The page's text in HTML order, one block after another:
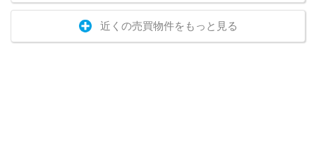
近くの売買物件をもっと見る